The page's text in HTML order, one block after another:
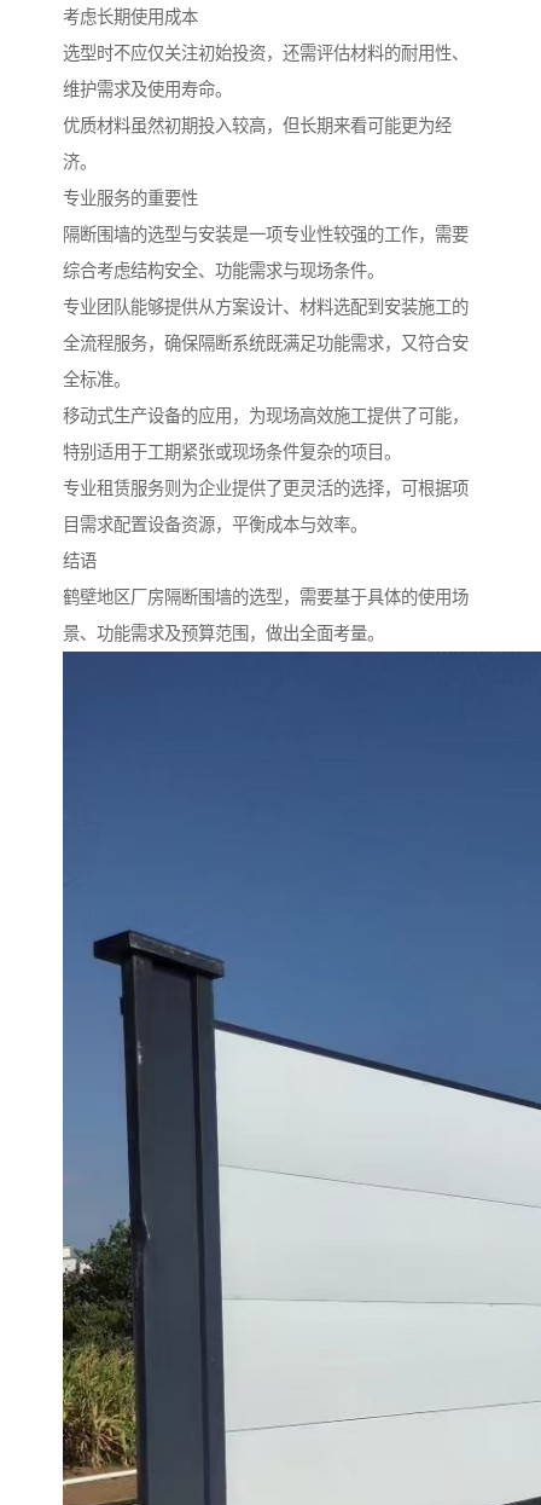
考虑长期使用成本
选型时不应仅关注初始投资，还需评估材料的耐用性、
维护需求及使用寿命。
优质材料虽然初期投入较高，但长期来看可能更为经
济。
专业服务的重要性
隔断围墙的选型与安装是一项专业性较强的工作，需要
综合考虑结构安全、功能需求与现场条件。
专业团队能够提供从方案设计、材料选配到安装施工的
全流程服务，确保隔断系统既满足功能需求，又符合安
全标准。
移动式生产设备的应用，为现场高效施工提供了可能，
特别适用于工期紧张或现场条件复杂的项目。
专业租赁服务则为企业提供了更灵活的选择，可根据项
目需求配置设备资源，平衡成本与效率。
结语
鹤壁地区厂房隔断围墙的选型，需要基于具体的使用场
景、功能需求及预算范围，做出全面考量。